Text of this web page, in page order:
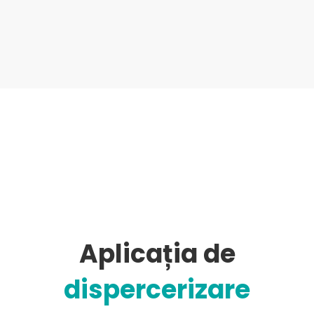
Aplicația de
dispercerizare